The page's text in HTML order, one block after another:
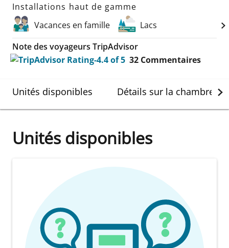
Installations haut de gamme
Vacances en famille
Lacs
Note des voyageurs TripAdvisor
32 Commentaires
Unités disponibles Détails sur la chambre
Unités disponibles